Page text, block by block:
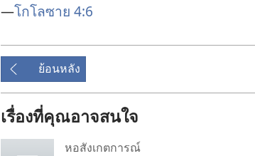
—โกโลซาย 4:6
ย้อนหลัง
เรื่องที่คุณอาจสนใจ
หอสังเกตการณ์